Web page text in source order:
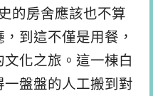
的房舍應該也不算
到這不僅是用餐，
化之旅。這一棟白
盤盤的人工搬到對